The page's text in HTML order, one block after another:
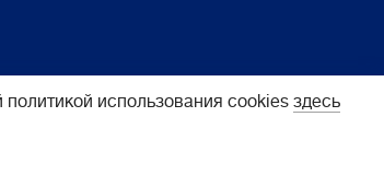
использования cookies здесь